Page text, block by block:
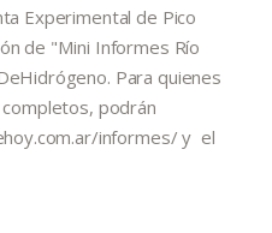
Experimental de Pico
de "Mini Informes Río
Para quienes
podrán
informes/ y el